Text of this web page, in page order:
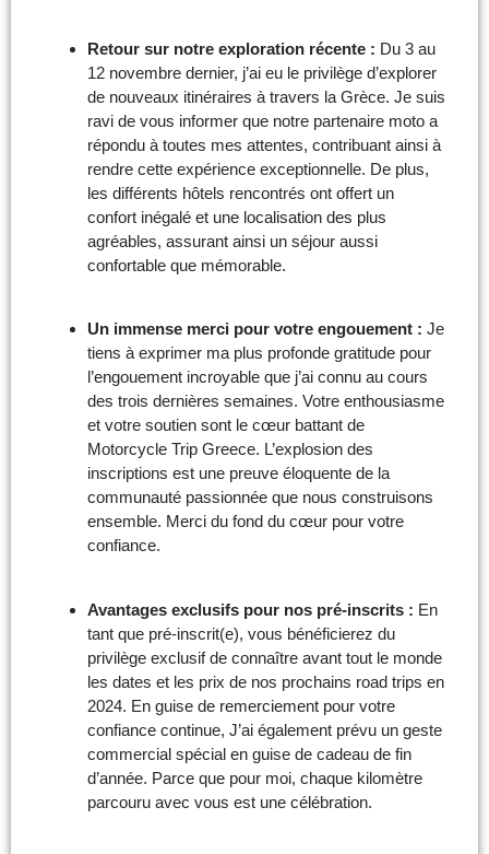
Retour sur notre exploration récente : Du 3 au
12 novembre dernier, j’ai eu le privilège d’explorer
de nouveaux itinéraires à travers la Grèce. Je suis
ravi de vous informer que notre partenaire moto a
répondu à toutes mes attentes, contribuant ainsi à
rendre cette expérience exceptionnelle. De plus,
les différents hôtels rencontrés ont offert un
confort inégalé et une localisation des plus
agréables, assurant ainsi un séjour aussi
confortable que mémorable.
Un immense merci pour votre engouement : Je
tiens à exprimer ma plus profonde gratitude pour
l’engouement incroyable que j’ai connu au cours
des trois dernières semaines. Votre enthousiasme
et votre soutien sont le cœur battant de
Motorcycle Trip Greece. L’explosion des
inscriptions est une preuve éloquente de la
communauté passionnée que nous construisons
ensemble. Merci du fond du cœur pour votre
confiance.
Avantages exclusifs pour nos pré-inscrits : En
tant que pré-inscrit(e), vous bénéficierez du
privilège exclusif de connaître avant tout le monde
les dates et les prix de nos prochains road trips en
2024. En guise de remerciement pour votre
confiance continue, J’ai également prévu un geste
commercial spécial en guise de cadeau de fin
d’année. Parce que pour moi, chaque kilomètre
parcouru avec vous est une célébration.